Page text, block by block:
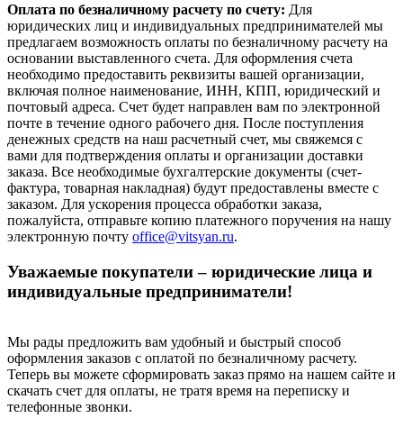
Оплата по безналичному расчету по счету: Для
юридических лиц и индивидуальных предпринимателей мы
предлагаем возможность оплаты по безналичному расчету на
основании выставленного счета. Для оформления счета
необходимо предоставить реквизиты вашей организации,
включая полное наименование, ИНН, КПП, юридический и
почтовый адреса. Счет будет направлен вам по электронной
почте в течение одного рабочего дня. После поступления
денежных средств на наш расчетный счет, мы свяжемся с
вами для подтверждения оплаты и организации доставки
заказа. Все необходимые бухгалтерские документы (счет-
фактура, товарная накладная) будут предоставлены вместе с
заказом. Для ускорения процесса обработки заказа,
пожалуйста, отправьте копию платежного поручения на нашу
электронную почту office@vitsyan.ru.
Уважаемые покупатели – юридические лица и
индивидуальные предприниматели!
Мы рады предложить вам удобный и быстрый способ
оформления заказов с оплатой по безналичному расчету.
Теперь вы можете сформировать заказ прямо на нашем сайте и
скачать счет для оплаты, не тратя время на переписку и
телефонные звонки.